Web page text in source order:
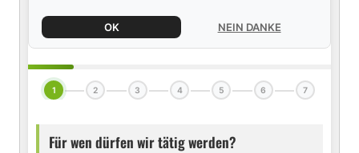
OK NEIN DANKE
1 2 3 4 5 6 7
Für wen dürfen wir tätig werden?